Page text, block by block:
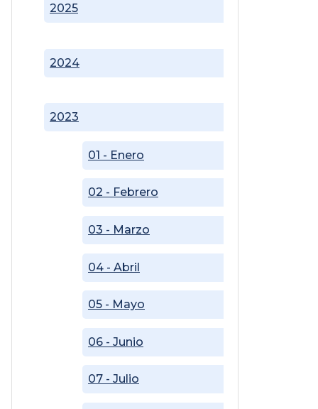
2023
01 - Enero
02 - Febrero
03 - Marzo
04 - Abril
05 - Mayo
06 - Junio
07 - Julio
2024
2025